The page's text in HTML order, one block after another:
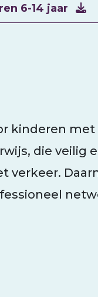
6-14 jaar
kinderen
die veilig
verkeer.